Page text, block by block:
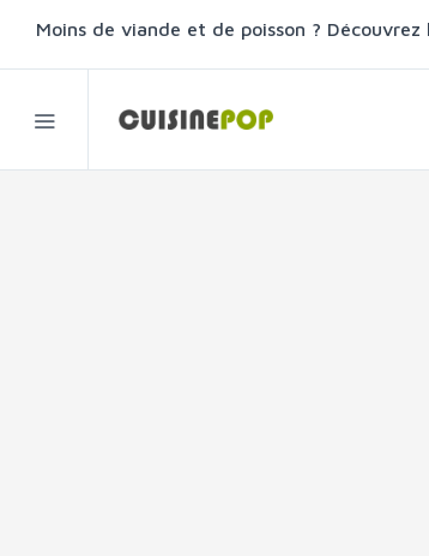
Moins de viande et de poisson ?